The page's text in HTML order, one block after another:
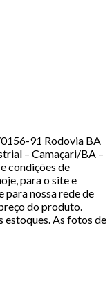
91 Rodovia BA
– Camaçari/BA –
condições de
para o site e
para nossa rede de
do produto.
estoques. As fotos de